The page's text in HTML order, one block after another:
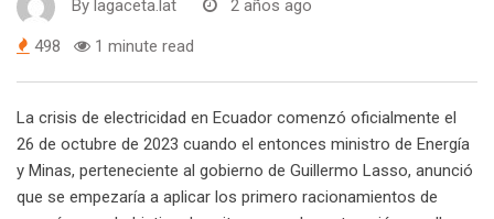
By lagaceta.lat 2 años ago
498 1 minute read
La crisis de electricidad en Ecuador comenzó oficialmente el
26 de octubre de 2023 cuando el entonces ministro de Energía
y Minas, perteneciente al gobierno de Guillermo Lasso, anunció
que se empezaría a aplicar los primero racionamientos de